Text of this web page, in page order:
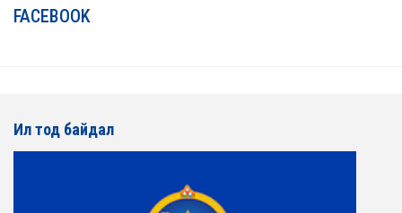
FACEBOOK
Ил тод байдал